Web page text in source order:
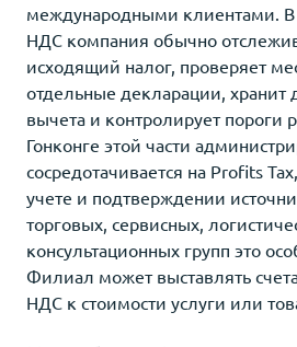
международными клиентами.
НДС компания обычно
исходящий налог, проверяет
отдельные декларации, хранит
вычета и контролирует пороги
Гонконге этой части
сосредотачивается на Profits
учете и подтверждении
торговых, сервисных,
консультационных групп это
Филиал может выставлять
НДС к стоимости услуги или